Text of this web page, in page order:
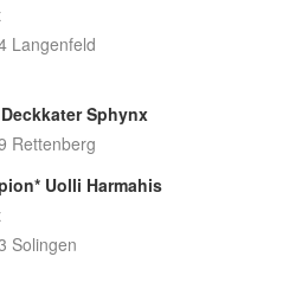
Langenfeld
Sphynx
Rettenberg
Uolli Harmahis
Solingen